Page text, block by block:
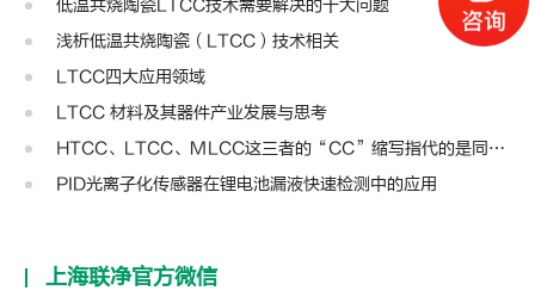
低温共烧陶瓷LTCC技术需要解决的十大问题
浅析低温共烧陶瓷（LTCC）技术相关
LTCC四大应用领域
LTCC 材料及其器件产业发展与思考
HTCC、LTCC、MLCC这三者的“CC”缩写指代的是同一种含义不？
PID光离子化传感器在锂电池漏液快速检测中的应用
上海联净官方微信